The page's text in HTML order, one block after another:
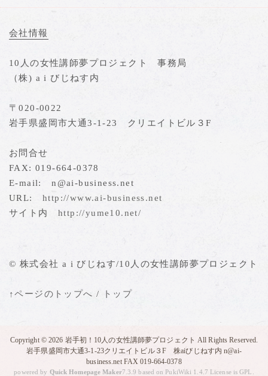
会社情報
10人の女性講師夢プロジェクト 事務局
（株) a i びじねす内
〒020-0022
岩手県盛岡市大通3-1-23 クリエイトビル３F
お問合せ
FAX: 019-664-0378
E-mail: n@ai-business.net
URL: http://www.ai-business.net
サイト内 http://yume10.net/
© 株式会社 a i びじねす/10人の女性講師夢プロジェクト
↑ページのトップへ / トップ
Copyright © 2026 岩手初！10人の女性講師夢プロジェクト All Rights Reserved.
岩手県盛岡市大通3-1-23クリエイトビル３F 株aiびじねす内 n@ai-
business.net FAX 019-664-0378
powered by Quick Homepage Maker7.3.9 based on PukiWiki 1.4.7 License is GPL.